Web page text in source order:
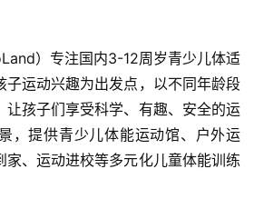
）专注国内3-12周岁青少儿体适
子运动兴趣为出发点，以不同年龄段
让孩子们享受科学、有趣、安全的运
，提供青少儿体能运动馆、户外运
家、运动进校等多元化儿童体能训练